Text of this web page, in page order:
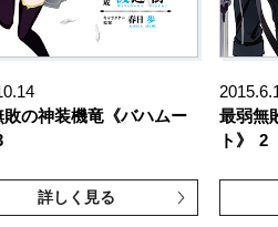
敗の神装機竜《バハムー
詳しく見る
最弱無
ト》
2